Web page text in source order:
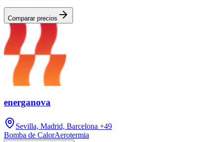
Comparar precios
energanova
Sevilla, Madrid, Barcelona +49
Bomba de CalorAerotermia